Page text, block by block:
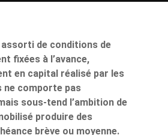
de conditions de
fixées à l’avance,
en capital réalisé par les
comporte pas
sous-tend l’ambition de
produire des
brève ou moyenne.